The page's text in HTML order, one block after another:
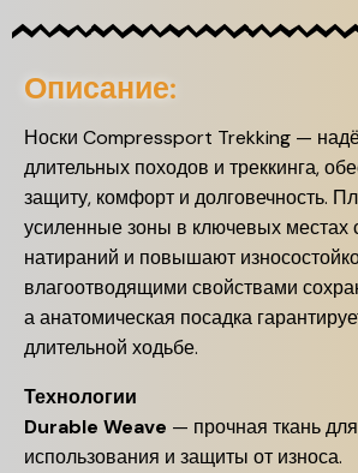
Описание:
Носки Compressport Trekking —
длительных походов и треккинга,
защиту, комфорт и долговечность.
усиленные зоны в ключевых местах
натираний и повышают
влагоотводящими свойствами
а анатомическая посадка
длительной ходьбе.
Технологии
Durable Weave — прочная ткань
использования и защиты от износа.